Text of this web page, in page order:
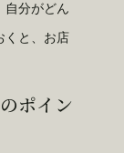
自分がどん
くと、お店
ポイン